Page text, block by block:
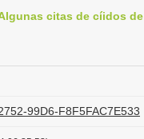
citas de cíidos de
99D6-F8F5FAC7E533